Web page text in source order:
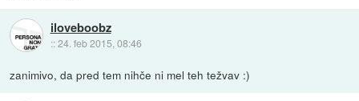
iloveboobz
::24. feb 2015, 08:46
zanimivo, da pred tem nihče ni mel teh težvav :)